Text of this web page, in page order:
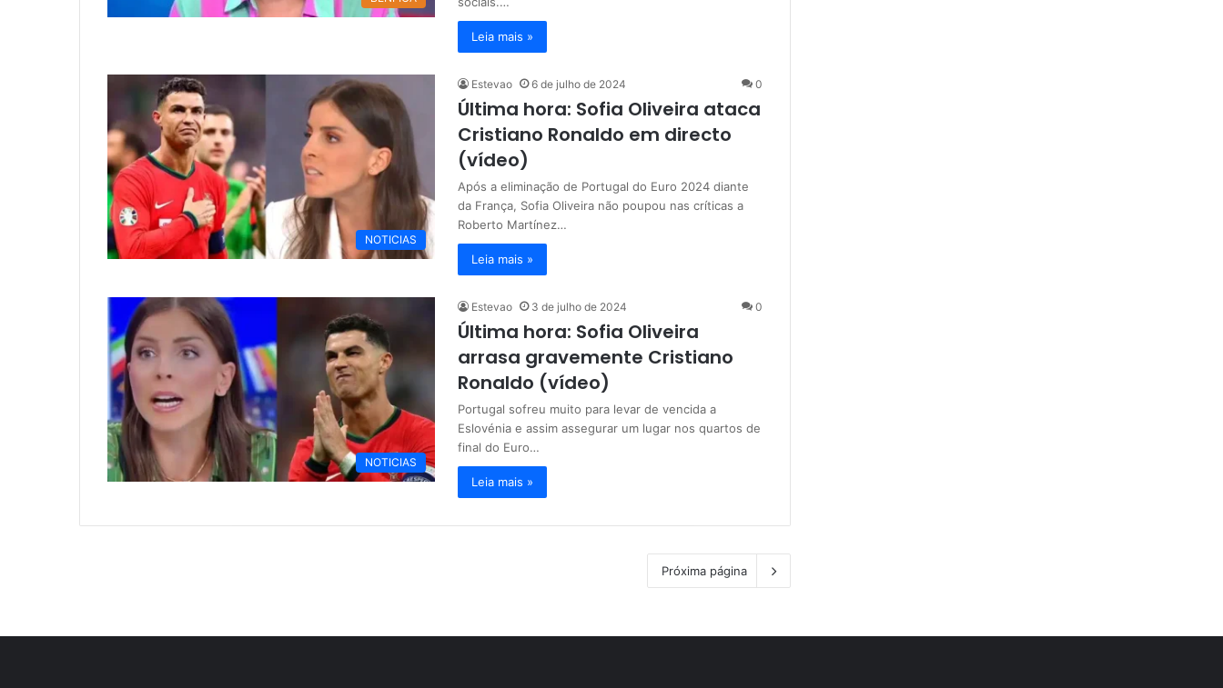
Leia mais »
NOTICIAS
Estevao 6 de julho de 2024 0
Última hora: Sofia Oliveira ataca
Cristiano Ronaldo em directo
(vídeo)
Após a eliminação de Portugal do Euro 2024 diante
da França, Sofia Oliveira não poupou nas críticas a
Roberto Martínez…
Leia mais »
NOTICIAS
Estevao 3 de julho de 2024 0
Última hora: Sofia Oliveira
arrasa gravemente Cristiano
Ronaldo (vídeo)
Portugal sofreu muito para levar de vencida a
Eslovénia e assim assegurar um lugar nos quartos de
final do Euro…
Leia mais »
Próxima página